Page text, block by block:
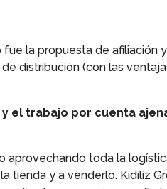
la propuesta de afiliación
distribución (con las
el trabajo por cuenta
toda la
tienda y a venderlo. Kidiliz